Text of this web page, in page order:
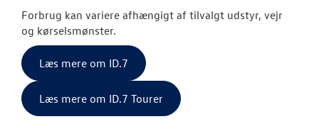
Forbrug kan variere afhængigt af tilvalgt udstyr, vejr
og kørselsmønster.
Læs mere om ID.7
Læs mere om ID.7 Tourer